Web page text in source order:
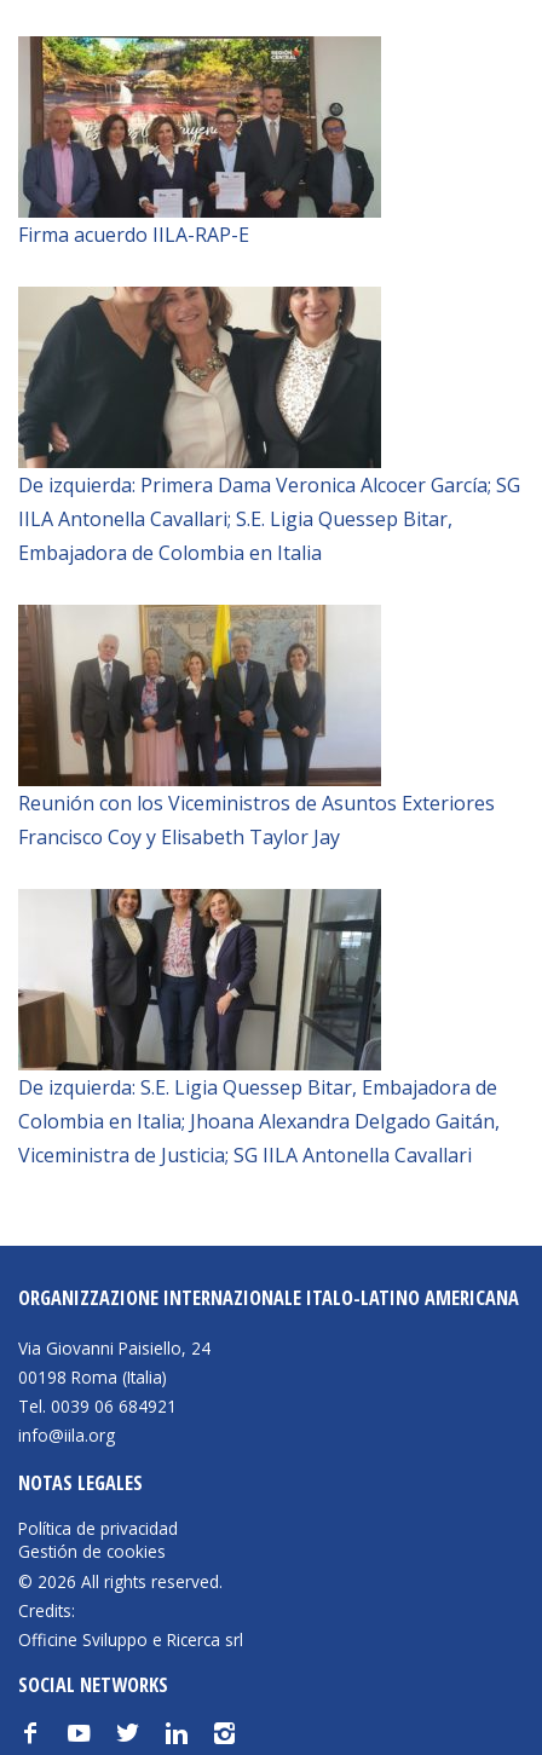
Firma acuerdo IILA-RAP-E
De izquierda: Primera Dama Veronica Alcocer García; SG
IILA Antonella Cavallari; S.E. Ligia Quessep Bitar,
Embajadora de Colombia en Italia
Reunión con los Viceministros de Asuntos Exteriores
Francisco Coy y Elisabeth Taylor Jay
De izquierda: S.E. Ligia Quessep Bitar, Embajadora de
Colombia en Italia; Jhoana Alexandra Delgado Gaitán,
Viceministra de Justicia; SG IILA Antonella Cavallari
ORGANIZZAZIONE INTERNAZIONALE ITALO-LATINO AMERICANA
Via Giovanni Paisiello, 24
00198 Roma (Italia)
Tel. 0039 06 684921
info@iila.org
NOTAS LEGALES
Política de privacidad
Gestión de cookies
© 2026 All rights reserved.
Credits:
Officine Sviluppo e Ricerca srl
SOCIAL NETWORKS
f y t n i